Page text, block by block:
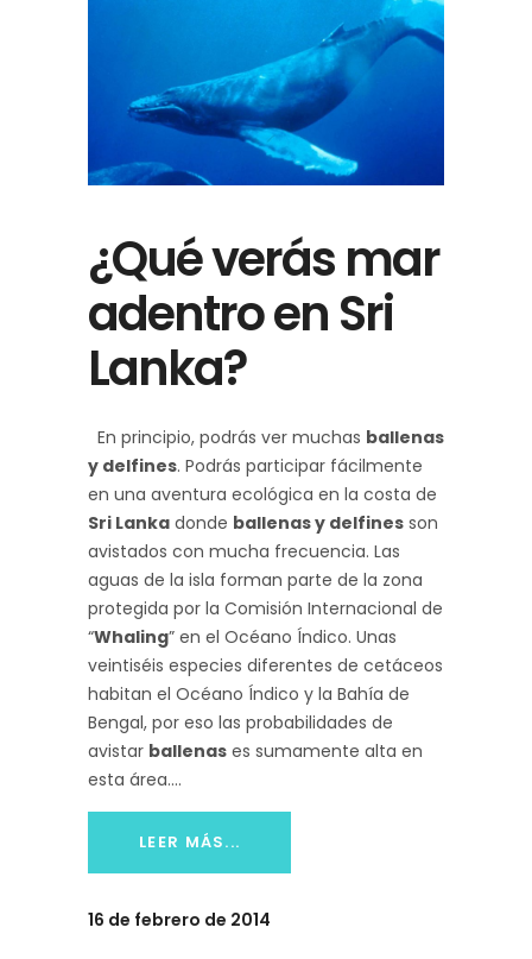
¿Qué verás mar
adentro en Sri
Lanka?
En principio, podrás ver muchas ballenas
y delfines. Podrás participar fácilmente
en una aventura ecológica en la costa de
Sri Lanka donde ballenas y delfines son
avistados con mucha frecuencia. Las
aguas de la isla forman parte de la zona
protegida por la Comisión Internacional de
“Whaling” en el Océano Índico. Unas
veintiséis especies diferentes de cetáceos
habitan el Océano Índico y la Bahía de
Bengal, por eso las probabilidades de
avistar ballenas es sumamente alta en
esta área.
LEER MÁS...
16 de febrero de 2014